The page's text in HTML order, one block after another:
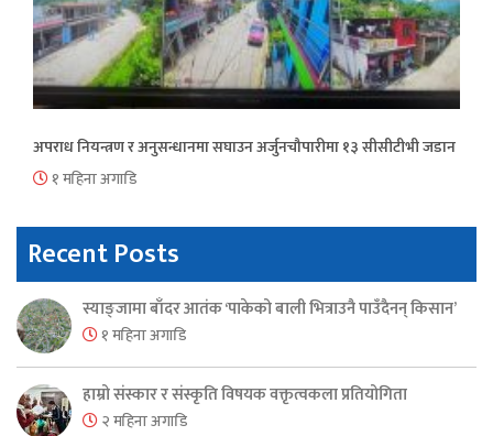
अपराध नियन्त्रण र अनुसन्धानमा सघाउन अर्जुनचौपारीमा १३ सीसीटीभी जडान
१ महिना अगाडि
Recent Posts
स्याङ्जामा बाँदर आतंक ‘पाकेको बाली भित्राउनै पाउँदैनन् किसान’
१ महिना अगाडि
हाम्रो संस्कार र संस्कृति विषयक वक्तृत्वकला प्रतियोगिता
२ महिना अगाडि